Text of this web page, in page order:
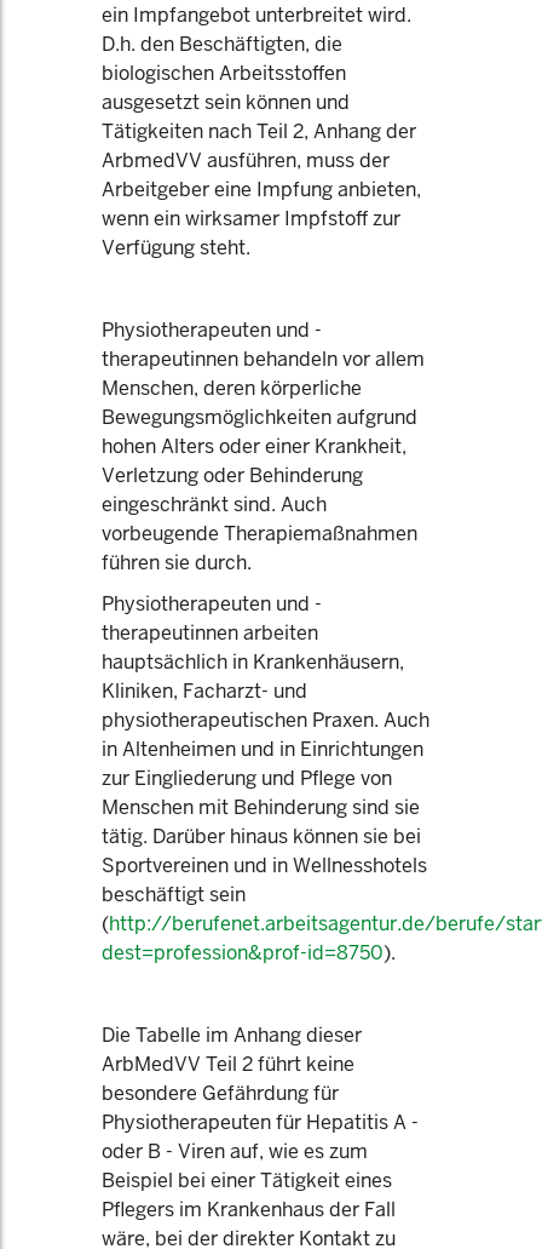
ein Impfangebot unterbreitet wird.
D.h. den Beschäftigten, die
biologischen Arbeitsstoffen
ausgesetzt sein können und
Tätigkeiten nach Teil 2, Anhang der
ArbmedVV ausführen, muss der
Arbeitgeber eine Impfung anbieten,
wenn ein wirksamer Impfstoff zur
Verfügung steht.
Physiotherapeuten und -
therapeutinnen behandeln vor allem
Menschen, deren körperliche
Bewegungsmöglichkeiten aufgrund
hohen Alters oder einer Krankheit,
Verletzung oder Behinderung
eingeschränkt sind. Auch
vorbeugende Therapiemaßnahmen
führen sie durch.
Physiotherapeuten und -
therapeutinnen arbeiten
hauptsächlich in Krankenhäusern,
Kliniken, Facharzt- und
physiotherapeutischen Praxen. Auch
in Altenheimen und in Einrichtungen
zur Eingliederung und Pflege von
Menschen mit Behinderung sind sie
tätig. Darüber hinaus können sie bei
Sportvereinen und in Wellnesshotels
beschäftigt sein
(http://berufenet.arbeitsagentur.de/berufe/
dest=profession&prof-id=8750).
Die Tabelle im Anhang dieser
ArbMedVV Teil 2 führt keine
besondere Gefährdung für
Physiotherapeuten für Hepatitis A -
oder B - Viren auf, wie es zum
Beispiel bei einer Tätigkeit eines
Pflegers im Krankenhaus der Fall
wäre, bei der direkter Kontakt zu